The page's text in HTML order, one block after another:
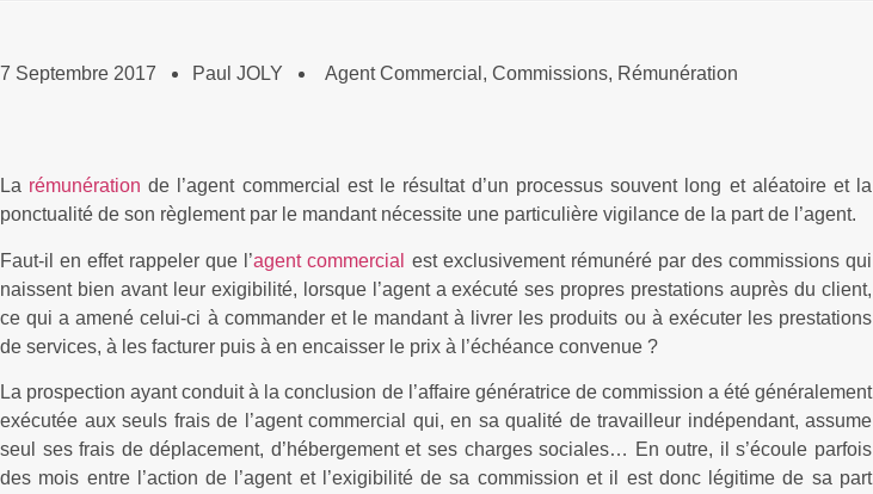
7 Septembre 2017 Paul JOLY Agent Commercial , Commissions, Rémunération
La rémunération de l’agent commercial est le résultat d’un processus souvent long et aléatoire et la
ponctualité de son règlement par le mandant nécessite une particulière vigilance de la part de l’agent.
Faut-il en effet rappeler que l’agent commercial
est exclusivement rémunéré par des commissions qui
naissent bien avant leur exigibilité, lorsque l’agent a exécuté ses propres prestations auprès du client,
ce qui a amené celui-ci à commander et le mandant à livrer les produits ou à exécuter les prestations
de services, à les facturer puis à en encaisser le prix à l’échéance convenue ?
La prospection ayant conduit à la conclusion de l’affaire génératrice de commission a été généralement
exécutée aux seuls frais de l’agent commercial qui, en sa qualité de travailleur indépendant, assume
seul ses frais de déplacement, d’hébergement et ses charges sociales… En outre, il s’écoule parfois
des mois entre l’action de l’agent et l’exigibilité de sa commission et il est donc légitime de sa part